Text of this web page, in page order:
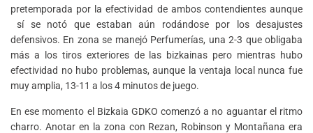
pretemporada por la efectividad de ambos contendientes aunque
sí se notó que estaban aún rodándose por los desajustes
defensivos. En zona se manejó Perfumerías, una 2-3 que obligaba
más a los tiros exteriores de las bizkainas pero mientras hubo
efectividad no hubo problemas, aunque la ventaja local nunca fue
muy amplia, 13-11 a los 4 minutos de juego.
En ese momento el Bizkaia GDKO comenzó a no aguantar el ritmo
charro. Anotar en la zona con Rezan, Robinson y Montañana era